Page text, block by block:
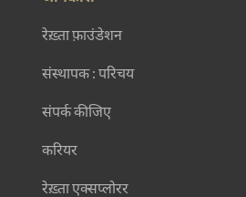
रेख़्ता फ़ाउंडेशन
संस्थापक : परिचय
संपर्क कीजिए
करियर
रेख़्ता एक्सप्लोरर